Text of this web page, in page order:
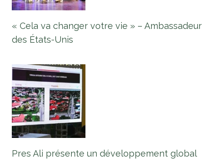
« Cela va changer votre vie » – Ambassadeur
des États-Unis
Pres Ali présente un développement global